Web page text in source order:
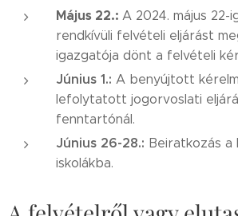
Május 22.: A 2024. május
rendkívüli felvételi eljárást
igazgatója dönt a felvételi
Június 1.: A benyújtott
lefolytatott jogorvoslati
fenntartónál.
Június 26-28.: Beiratkozás a
iskolákba.